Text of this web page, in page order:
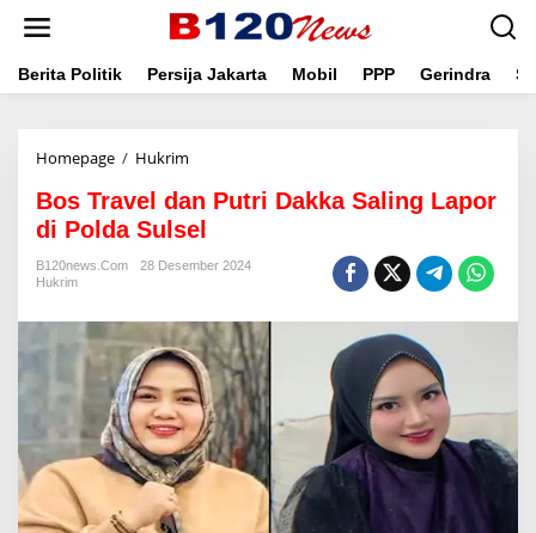
t
Berita Politik Persija Jakarta Mobil PPP Gerindra
Homepage / Hukrim
s
T
r
a
l
d
a
n
P
u
t
r
Bos Travel dan Putri Dakka Saling Lapor
di Polda Sulsel
B120news.com
28 Desember 2024
Hukrim